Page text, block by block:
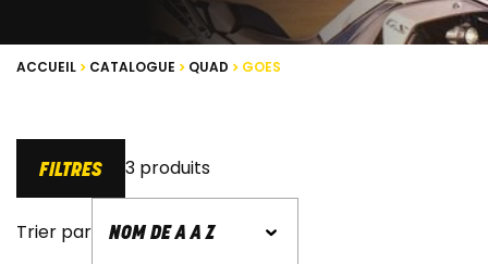
ACCUEIL CATALOGUE QUAD GOES
FILTRES 3 produits
Trier par